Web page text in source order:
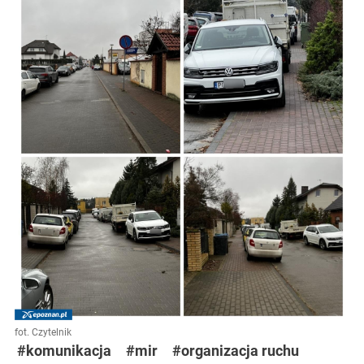
fot. Czytelnik
#komunikacja #mir
#organizacja ruchu